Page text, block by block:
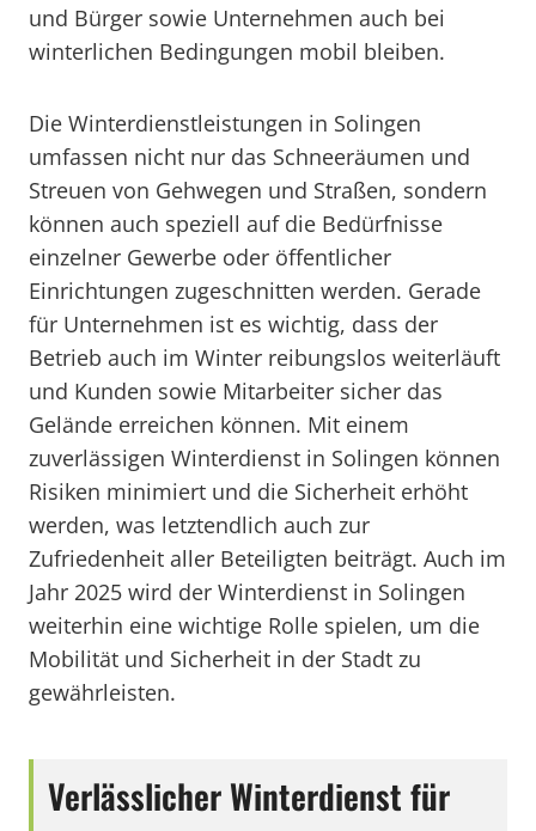
und Bürger sowie Unternehmen auch bei
winterlichen Bedingungen mobil bleiben.
Die Winterdienstleistungen in Solingen
umfassen nicht nur das Schneeräumen und
Streuen von Gehwegen und Straßen, sondern
können auch speziell auf die Bedürfnisse
einzelner Gewerbe oder öffentlicher
Einrichtungen zugeschnitten werden. Gerade
für Unternehmen ist es wichtig, dass der
Betrieb auch im Winter reibungslos weiterläuft
und Kunden sowie Mitarbeiter sicher das
Gelände erreichen können. Mit einem
zuverlässigen Winterdienst in Solingen können
Risiken minimiert und die Sicherheit erhöht
werden, was letztendlich auch zur
Zufriedenheit aller Beteiligten beiträgt. Auch im
Jahr 2025 wird der Winterdienst in Solingen
weiterhin eine wichtige Rolle spielen, um die
Mobilität und Sicherheit in der Stadt zu
gewährleisten.
Verlässlicher Winterdienst für